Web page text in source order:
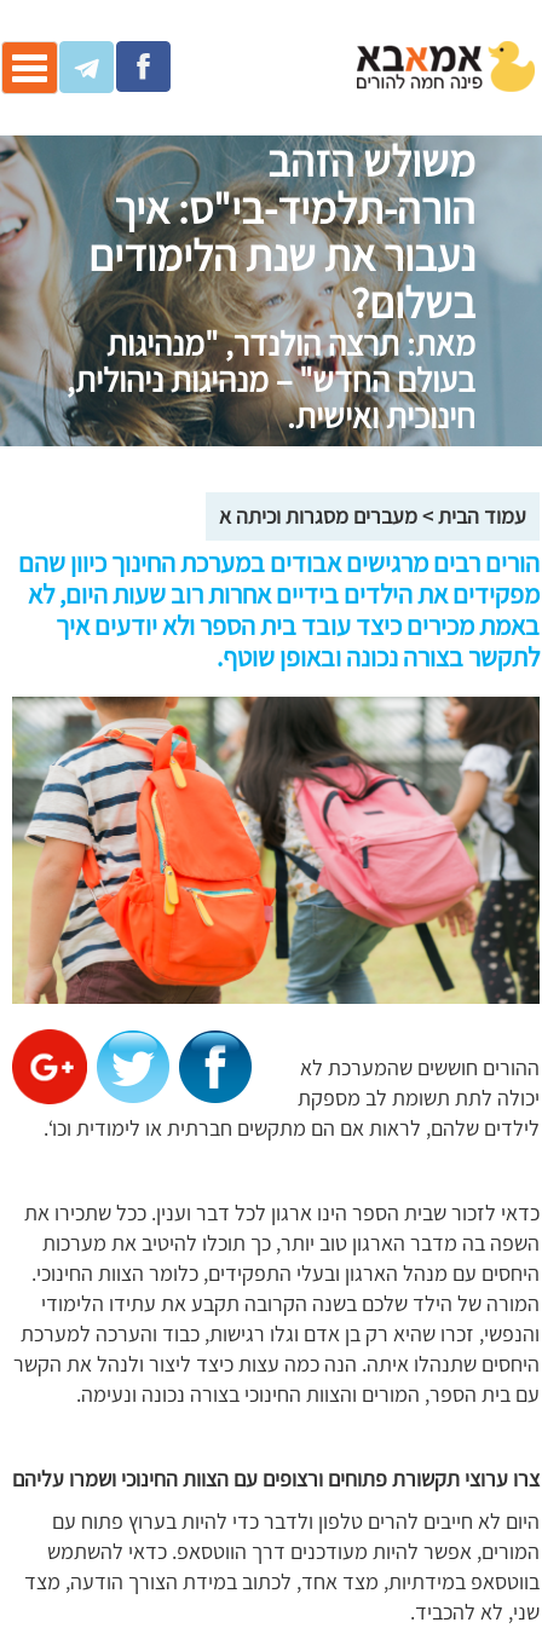
משולש הזהב
הורה-תלמיד-בי"ס: איך
נעבור את שנת הלימודים
בשלום?
מאת: תרצה הולנדר, "מנהיגות
בעולם החדש" – מנהיגות ניהולית,
חינוכית ואישית.
עמוד הבית>מעברים מסגרות וכיתה א
הורים רבים מרגישים אבודים במערכת החינוך כיוון שהם
מפקידים את הילדים בידיים אחרות רוב שעות היום, לא
באמת מכירים כיצד עובד בית הספר ולא יודעים איך
לתקשר בצורה נכונה ובאופן שוטף.
ההורים חוששים שהמערכת לא
יכולה לתת תשומת לב מספקת
לילדים שלהם, לראות אם הם מתקשים חברתית או לימודית וכו‘.
כדאי לזכור שבית הספר הינו ארגון לכל דבר וענין. ככל שתכירו את
השפה בה מדבר הארגון טוב יותר, כך תוכלו להיטיב את מערכות
היחסים עם מנהל הארגון ובעלי התפקידים, כלומר הצוות החינוכי.
המורה של הילד שלכם בשנה הקרובה תקבע את עתידו הלימודי
והנפשי, זכרו שהיא רק בן אדם וגלו רגישות, כבוד והערכה למערכת
היחסים שתנהלו איתה. הנה כמה עצות כיצד ליצור ולנהל את הקשר
עם בית הספר, המורים והצוות החינוכי בצורה נכונה ונעימה.
צרו ערוצי תקשורת פתוחים ורצופים עם הצוות החינוכי ושמרו עליהם
היום לא חייבים להרים טלפון ולדבר כדי להיות בערוץ פתוח עם
המורים, אפשר להיות מעודכנים דרך הווטסאפ. כדאי להשתמש
בווטסאפ במידתיות, מצד אחד, לכתוב במידת הצורך הודעה, מצד
שני, לא להכביד.